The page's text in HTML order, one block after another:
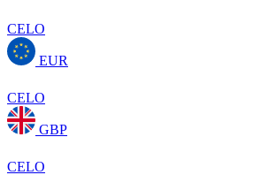
CELO
EUR
CELO
GBP
CELO